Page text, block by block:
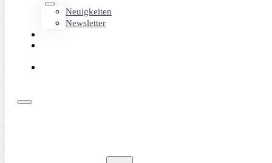
Neuigkeiten
Newsletter